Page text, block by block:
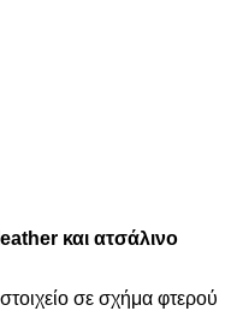
και ατσάλινο
σε σχήμα φτερού